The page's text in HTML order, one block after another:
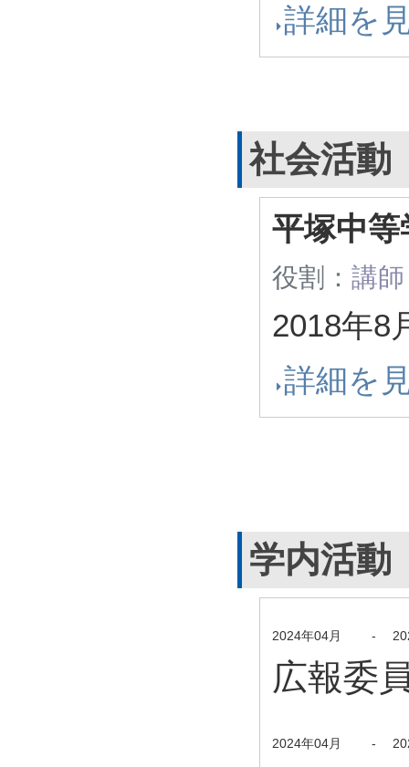
詳細を
社会活動
平塚中等
役割： 講師
2018年8
詳細を
学内活動
2024年04月 -
広報委
2024年04月 -